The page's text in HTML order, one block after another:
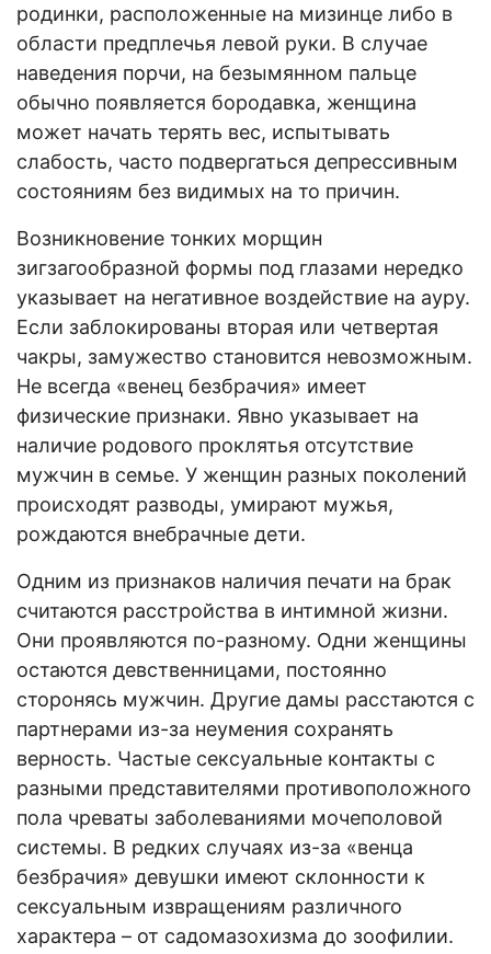
родинки, расположенные на мизинце либо в
области предплечья левой руки. В случае
наведения порчи, на безымянном пальце
обычно появляется бородавка, женщина
может начать терять вес, испытывать
слабость, часто подвергаться депрессивным
состояниям без видимых на то причин.
Возникновение тонких морщин
зигзагообразной формы под глазами нередко
указывает на негативное воздействие на ауру.
Если заблокированы вторая или четвертая
чакры, замужество становится невозможным.
Не всегда «венец безбрачия» имеет
физические признаки. Явно указывает на
наличие родового проклятья отсутствие
мужчин в семье. У женщин разных поколений
происходят разводы, умирают мужья,
рождаются внебрачные дети.
Одним из признаков наличия печати на брак
считаются расстройства в интимной жизни.
Они проявляются по-разному. Одни женщины
остаются девственницами, постоянно
сторонясь мужчин. Другие дамы расстаются с
партнерами из-за неумения сохранять
верность. Частые сексуальные контакты с
разными представителями противоположного
пола чреваты заболеваниями мочеполовой
системы. В редких случаях из-за «венца
безбрачия» девушки имеют склонности к
сексуальным извращениям различного
характера – от садомазохизма до зоофилии.